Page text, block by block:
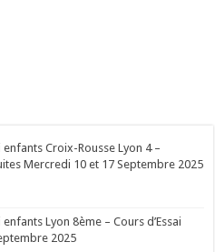
enfants Croix-Rousse Lyon 4 –
Mercredi 10 et 17 Septembre 2025
Lyon 8ème – Cours d’Essai
2025